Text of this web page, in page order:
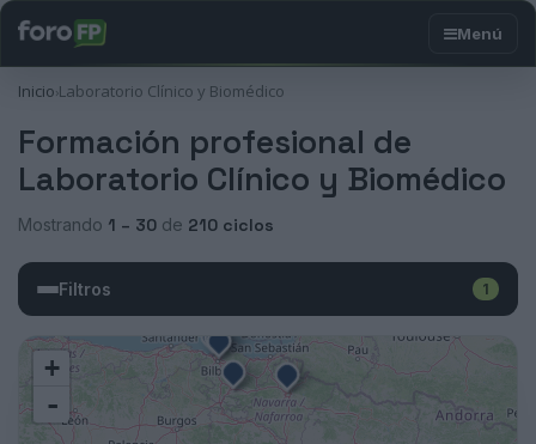
Inicio›Laboratorio Clínico y Biomédico
Formación profesional de
Laboratorio Clínico y Biomédico
Mostrando 1 – 30 de 210 ciclos
Filtros 1
+
-